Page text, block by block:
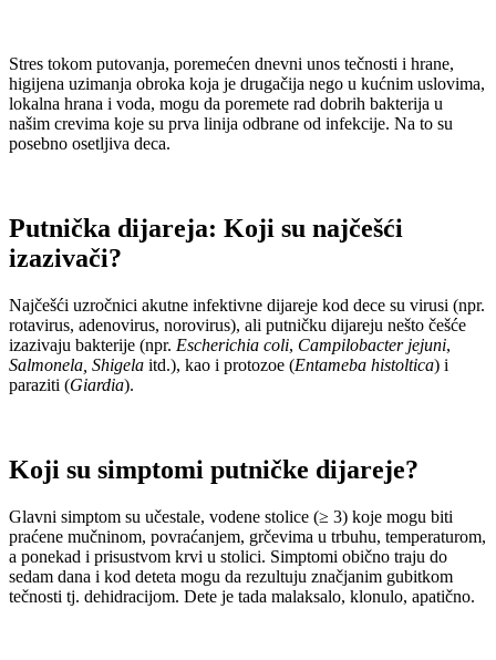
Stres tokom putovanja, poremećen dnevni unos tečnosti i hrane,
higijena uzimanja obroka koja je drugačija nego u kućnim uslovima,
lokalna hrana i voda, mogu da poremete rad dobrih bakterija u
našim crevima koje su prva linija odbrane od infekcije. Na to su
posebno osetljiva deca.
Putnička dijareja: Koji su najčešći
izazivači?
Najčešći uzročnici akutne infektivne dijareje kod dece su virusi (npr.
rotavirus, adenovirus, norovirus), ali putničku dijareju nešto češće
izazivaju bakterije (npr. Escherichia coli, Campilobacter jejuni,
Salmonela , Shigela itd.), kao i protozoe (Entameba histoltica) i
paraziti (Giardia).
Koji su simptomi putničke dijareje?
Glavni simptom su učestale, vodene stolice (≥ 3) koje mogu biti
praćene mučninom, povraćanjem, grčevima u trbuhu, temperaturom,
a ponekad i prisustvom krvi u stolici. Simptomi obično traju do
sedam dana i kod deteta mogu da rezultuju značjanim gubitkom
tečnosti tj. dehidracijom. Dete je tada malaksalo, klonulo, apatično.